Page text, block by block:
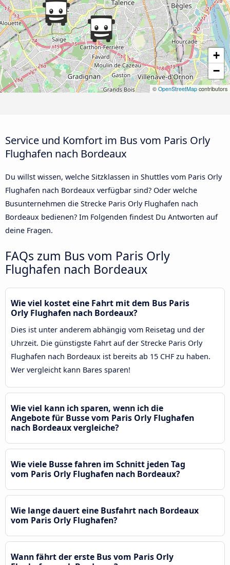
+
−
© OpenStreetMap contributors
Service und Komfort im Bus vom Paris Orly
Flughafen nach Bordeaux
Du willst wissen, welche Sitzklassen in Shuttles vom Paris Orly
Flughafen nach Bordeaux verfügbar sind? Oder welche
Busunternehmen die Strecke Paris Orly Flughafen nach
Bordeaux bedienen? Im Folgenden findest Du Antworten auf
deine Fragen.
FAQs zum Bus vom Paris Orly
Flughafen nach Bordeaux
Wie viel kostet eine Fahrt mit dem Bus Paris
Orly Flughafen nach Bordeaux?
Dies ist unter anderem abhängig vom Reisetag und der
Uhrzeit. Die günstigste Fahrt auf der Strecke Paris Orly
Flughafen nach Bordeaux ist bereits ab 15 CHF zu haben.
Wer vergleicht kann Bares sparen!
Wie viel kann ich sparen, wenn ich die
Angebote für Busse vom Paris Orly Flughafen
nach Bordeaux vergleiche?
Wie viele Busse fahren im Schnitt jeden Tag
vom Paris Orly Flughafen nach Bordeaux?
Wie lange dauert eine Busfahrt nach Bordeaux
vom Paris Orly Flughafen?
Wann fährt der erste Bus vom Paris Orly